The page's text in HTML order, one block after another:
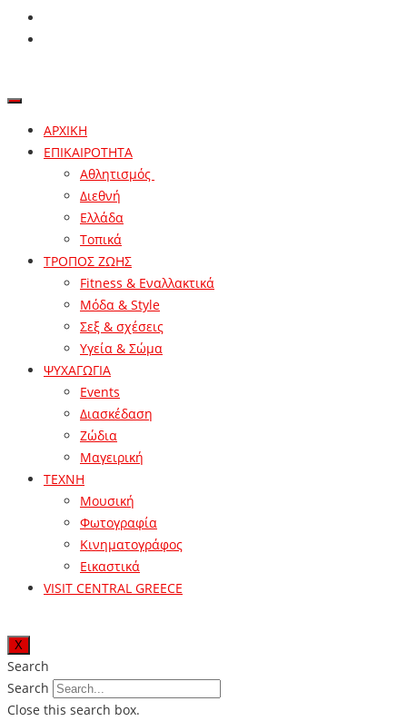
ΑΡΧΙΚΗ
ΕΠΙΚΑΙΡΟΤΗΤΑ
Αθλητισμός
Διεθνή
Ελλάδα
Τοπικά
ΤΡΟΠΟΣ ΖΩΗΣ
Fitness & Εναλλακτικά
Μόδα & Style
Σεξ & σχέσεις
Υγεία & Σώμα
ΨΥΧΑΓΩΓΙΑ
Events
Διασκέδαση
Ζώδια
Μαγειρική
ΤΕΧΝΗ
Μουσική
Φωτογραφία
Κινηματογράφος
Εικαστικά
VISIT CENTRAL GREECE
X
Search
Search
Close this search box.